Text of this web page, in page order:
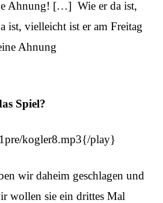
Ahnung! […] Wie er da ist,
ist, vielleicht ist er am Freitag
Ahnung
Spiel?
kogler8.mp3{/play}
wir daheim geschlagen und
wollen sie ein drittes Mal